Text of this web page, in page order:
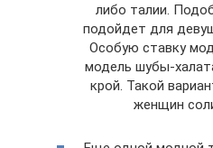
либо талии.
подойдет для
Особую ставку
модель шубы-
крой. Такой
женщин